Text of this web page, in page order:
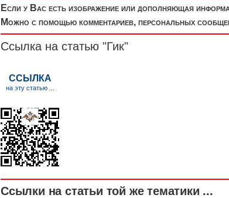
Если у Вас есть изображение или дополняющая
Можно с помощью комментариев, персональных
Ссылка на статью "Гик"
Ссылки на статьи той же тематики ...